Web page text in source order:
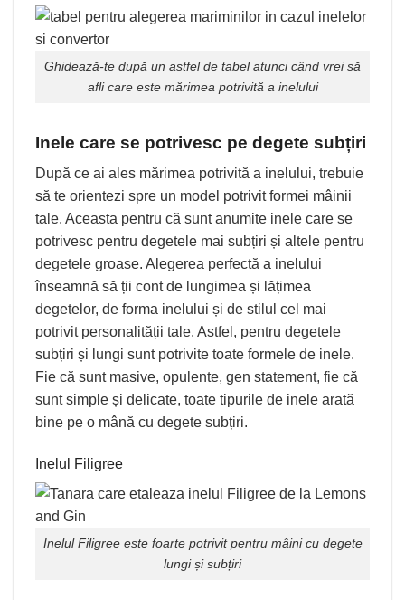
Ghidează-te după un astfel de tabel atunci când vrei să
afli care este mărimea potrivită a inelului
Inele care se potrivesc pe degete subțiri
După ce ai ales mărimea potrivită a inelului, trebuie
să te orientezi spre un model potrivit formei mâinii
tale. Aceasta pentru că sunt anumite inele care se
potrivesc pentru degetele mai subțiri și altele pentru
degetele groase. Alegerea perfectă a inelului
înseamnă să ții cont de lungimea și lățimea
degetelor, de forma inelului și de stilul cel mai
potrivit personalității tale. Astfel, pentru degetele
subțiri și lungi sunt potrivite toate formele de inele.
Fie că sunt masive, opulente, gen statement, fie că
sunt simple și delicate, toate tipurile de inele arată
bine pe o mână cu degete subțiri.
Inelul Filigree
InelulFiligreeeste foarte potrivit pentru mâini cu degete
lungi și subțiri